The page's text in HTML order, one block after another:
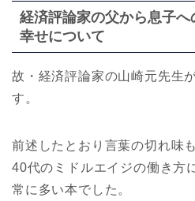
経済評論家の父から息子
幸せについて
故・経済評論家の山崎元先生
す。
前述したとおり言葉の切れ味
40代のミドルエイジの働き方
常に多い本でした。